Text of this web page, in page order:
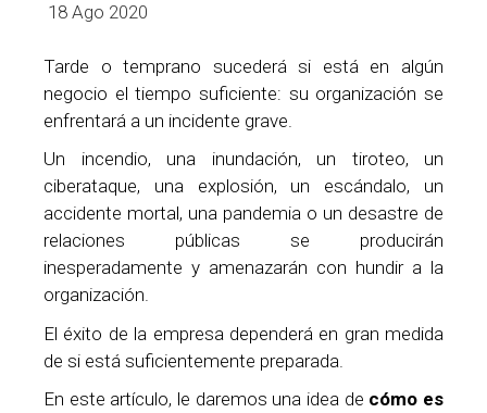
18 Ago 2020
Tarde o temprano sucederá si está en algún
negocio el tiempo suficiente: su organización se
enfrentará a un incidente grave.
Un incendio, una inundación, un tiroteo, un
ciberataque, una explosión, un escándalo, un
accidente mortal, una pandemia o un desastre de
relaciones públicas se producirán
inesperadamente y amenazarán con hundir a la
organización.
El éxito de la empresa dependerá en gran medida
de si está suficientemente preparada.
En este artículo, le daremos una idea de cómo es